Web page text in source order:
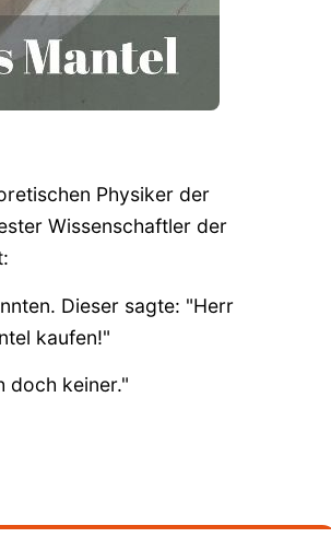
Physiker der
Wissenschaftler der
Dieser sagte: "Herr
kaufen!"
doch keiner."